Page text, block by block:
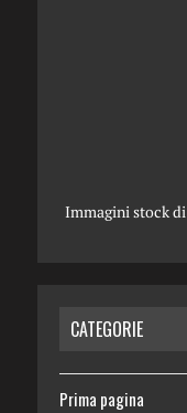
Immagini stock di
CATEGORIE
Prima pagina